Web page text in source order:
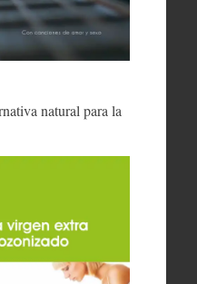
natural para la